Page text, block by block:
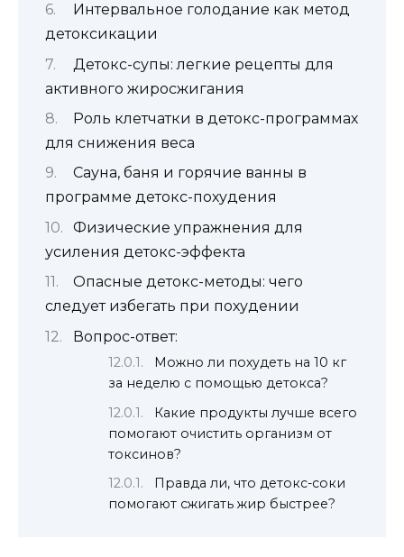
Интервальное голодание как метод
детоксикации
Детокс-супы: легкие рецепты для
активного жиросжигания
Роль клетчатки в детокс-программах
для снижения веса
Сауна, баня и горячие ванны в
программе детокс-похудения
Физические упражнения для
усиления детокс-эффекта
Опасные детокс-методы: чего
следует избегать при похудении
Вопрос-ответ:
Можно ли похудеть на 10 кг
за неделю с помощью детокса?
Какие продукты лучше всего
помогают очистить организм от
токсинов?
Правда ли, что детокс-соки
помогают сжигать жир быстрее?